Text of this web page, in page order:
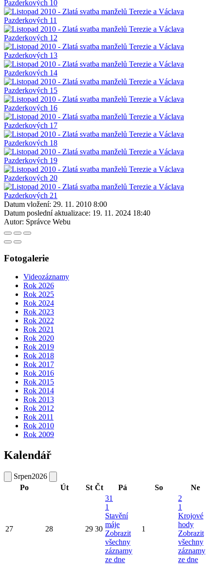
Datum vložení: 29. 11. 2010 8:00
Datum poslední aktualizace: 19. 11. 2024 18:40
Autor: Správce Webu
Fotogalerie
Videozáznamy
Rok 2026
Rok 2025
Rok 2024
Rok 2023
Rok 2022
Rok 2021
Rok 2020
Rok 2019
Rok 2018
Rok 2017
Rok 2016
Rok 2015
Rok 2014
Rok 2013
Rok 2012
Rok 2011
Rok 2010
Rok 2009
Kalendář
Srpen2026
Po
Út St Čt Pá So Ne
27 28 29 30
31
1
Stavění
máje
Zobrazit
všechny
záznamy
ze dne
1
2
1
Krojové
hody
Zobrazit
všechny
záznamy
ze dne